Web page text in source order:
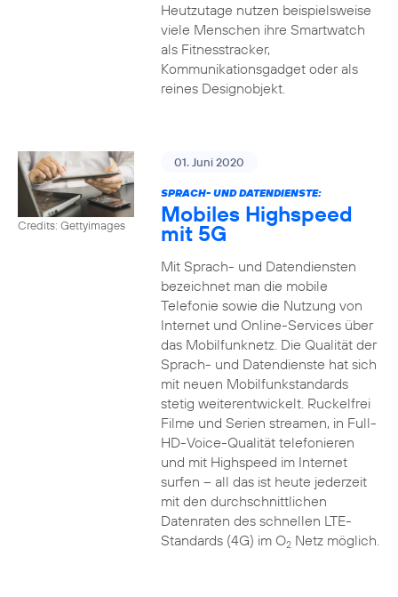
Heutzutage nutzen beispielsweise
viele Menschen ihre Smartwatch
als Fitnesstracker,
Kommunikationsgadget oder als
reines Designobjekt.
Credits: Gettyimages
01. Juni 2020
SPRACH- UND DATENDIENSTE:
Mobiles Highspeed
mit 5G
Mit Sprach- und Datendiensten
bezeichnet man die mobile
Telefonie sowie die Nutzung von
Internet und Online-Services über
das Mobilfunknetz. Die Qualität der
Sprach- und Datendienste hat sich
mit neuen Mobilfunkstandards
stetig weiterentwickelt. Ruckelfrei
Filme und Serien streamen, in Full-
HD-Voice-Qualität telefonieren
und mit Highspeed im Internet
surfen – all das ist heute jederzeit
mit den durchschnittlichen
Datenraten des schnellen LTE-
Standards (4G) im O2Netz möglich.